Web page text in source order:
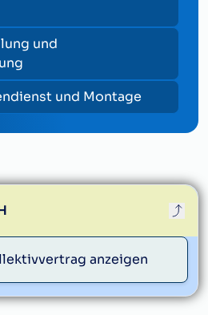
und
und Montage
anzeigen